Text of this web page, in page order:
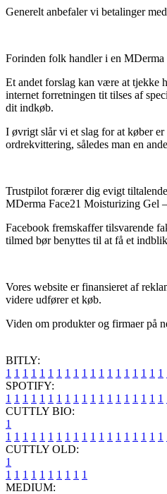
Generelt anbefaler vi betalinger
Forinden folk handler i en MDerma
Et andet forslag kan være at tjekke
internet forretningen tit tilses af
dit indkøb.
I øvrigt slår vi et slag for at køber
ordrekvittering, således man en
Trustpilot forærer dig evigt
MDerma Face21 Moisturizing Gel
Facebook fremskaffer tilsvarende
tilmed bør benyttes til at få et
Vores website er finansieret af
videre udfører et køb.
Viden om produkter og firmaer på
BITLY:
1 1 1 1 1 1 1 1 1 1 1 1 1 1 1 1 1 1 1
SPOTIFY:
1 1 1 1 1 1 1 1 1 1 1 1 1 1 1 1 1 1 1
CUTTLY BIO:
1
1 1 1 1 1 1 1 1 1 1 1 1 1 1 1 1 1 1 1
CUTTLY OLD:
1
1 1 1 1 1 1 1 1 1 1
MEDIUM: